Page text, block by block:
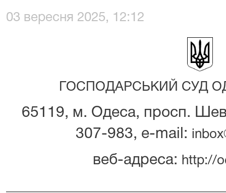
03 вересня 2025, 12:12
ГОСПОДАРСЬКИЙ СУД
65119, м. Одеса, просп.
307-983, e-mail:
веб-адреса: http://